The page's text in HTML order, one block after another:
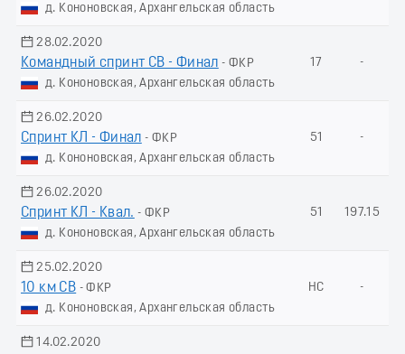
д. Кононовская, Архангельская область
28.02.2020
Командный спринт СВ - Финал - ФКР
д. Кононовская, Архангельская область
17 -
26.02.2020
Спринт КЛ - Финал - ФКР
д. Кононовская, Архангельская область
51 -
26.02.2020
Спринт КЛ - Квал. - ФКР
д. Кононовская, Архангельская область
51 197.15
25.02.2020
10 км СВ - ФКР
д. Кононовская, Архангельская область
НС -
14.02.2020